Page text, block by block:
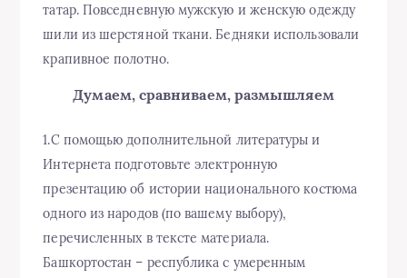
татар. Повседневную мужскую и женскую одежду
шили из шерстяной ткани. Бедняки использовали
крапивное полотно.
Думаем, сравниваем, размышляем
1.С помощью дополнительной литературы и
Интернета подготовьте электронную
презентацию об истории национального костюма
одного из народов (по вашему выбору),
перечисленных в тексте материала.
Башкортостан – республика с умеренным